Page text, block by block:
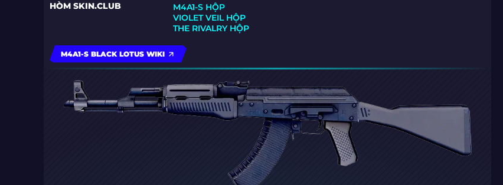
HÒM SKIN.CLUB
M4A1-S HỘP
VIOLET VEIL HỘP
THE RIVALRY HỘP
M4A1-S BLACK LOTUS WIKI